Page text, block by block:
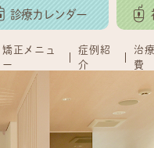
診療カレンダー
矯正メニュ
ー
症例紹
介
治療
費